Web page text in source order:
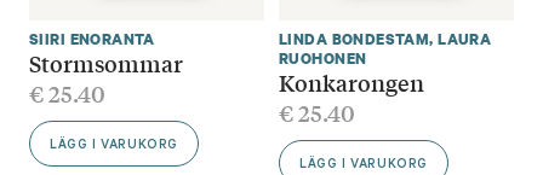
SIIRI ENORANTA
Stormsommar
€25.40
LÄGG I VARUKORG
LINDA BONDESTAM,LAURA
RUOHONEN
Konkarongen
€25.40
LÄGG I VARUKORG